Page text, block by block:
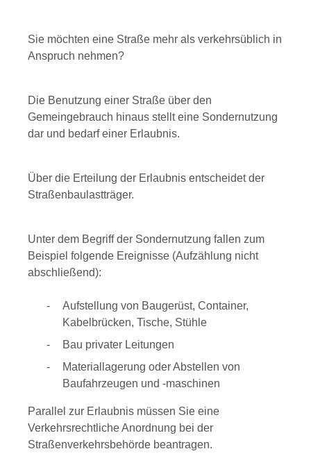
Sie möchten eine Straße mehr als verkehrsüblich in
Anspruch nehmen?
Die Benutzung einer Straße über den
Gemeingebrauch hinaus stellt eine Sondernutzung
dar und bedarf einer Erlaubnis.
Über die Erteilung der Erlaubnis entscheidet der
Straßenbaulastträger.
Unter dem Begriff der Sondernutzung fallen zum
Beispiel folgende Ereignisse (Aufzählung nicht
abschließend):
Aufstellung von Baugerüst, Container,
Kabelbrücken, Tische, Stühle
Bau privater Leitungen
Materiallagerung oder Abstellen von
Baufahrzeugen und -maschinen
Parallel zur Erlaubnis müssen Sie eine
Verkehrsrechtliche Anordnung bei der
Straßenverkehrsbehörde beantragen.